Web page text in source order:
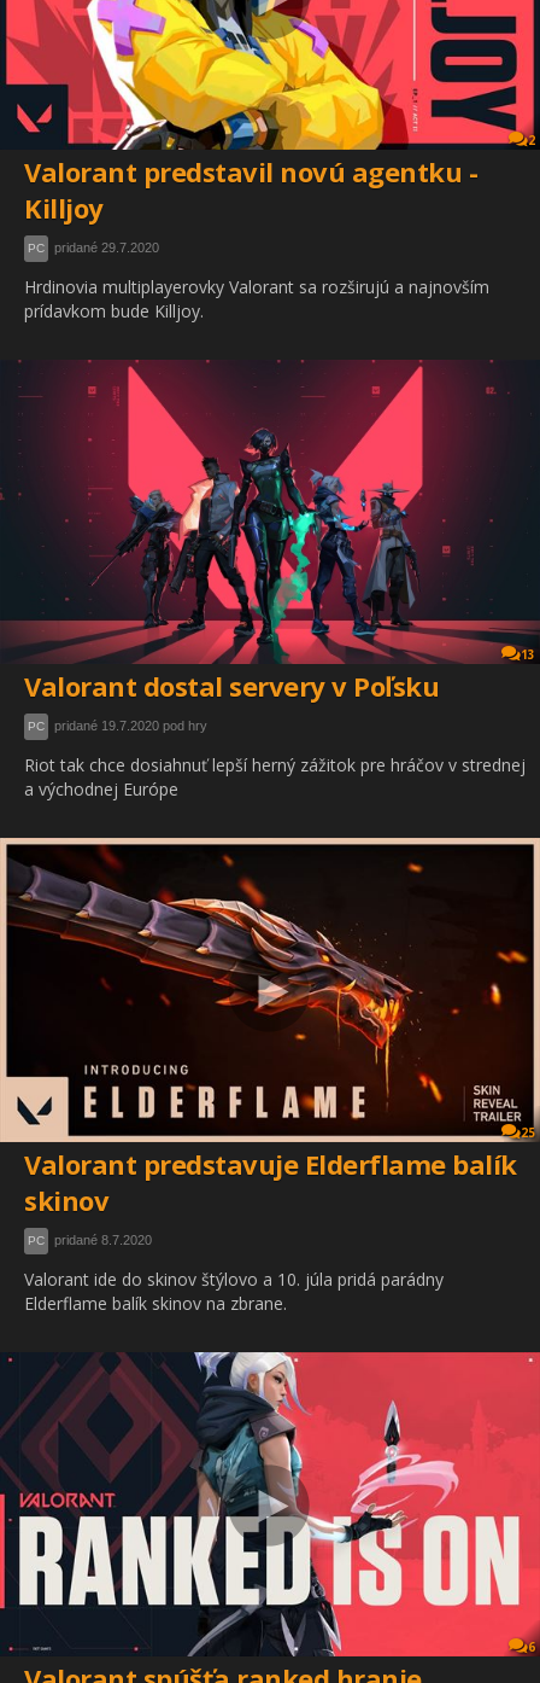
2
Valorant predstavil novú agentku -
Killjoy
PC pridané 29.7.2020
Hrdinovia multiplayerovky Valorant sa rozširujú a najnovším
prídavkom bude Killjoy.
13
Valorant dostal servery v Poľsku
PC pridané 19.7.2020 pod hry
Riot tak chce dosiahnuť lepší herný zážitok pre hráčov v strednej
a východnej Európe
25
Valorant predstavuje Elderflame balík
skinov
PC pridané 8.7.2020
Valorant ide do skinov štýlovo a 10. júla pridá parádny
Elderflame balík skinov na zbrane.
6